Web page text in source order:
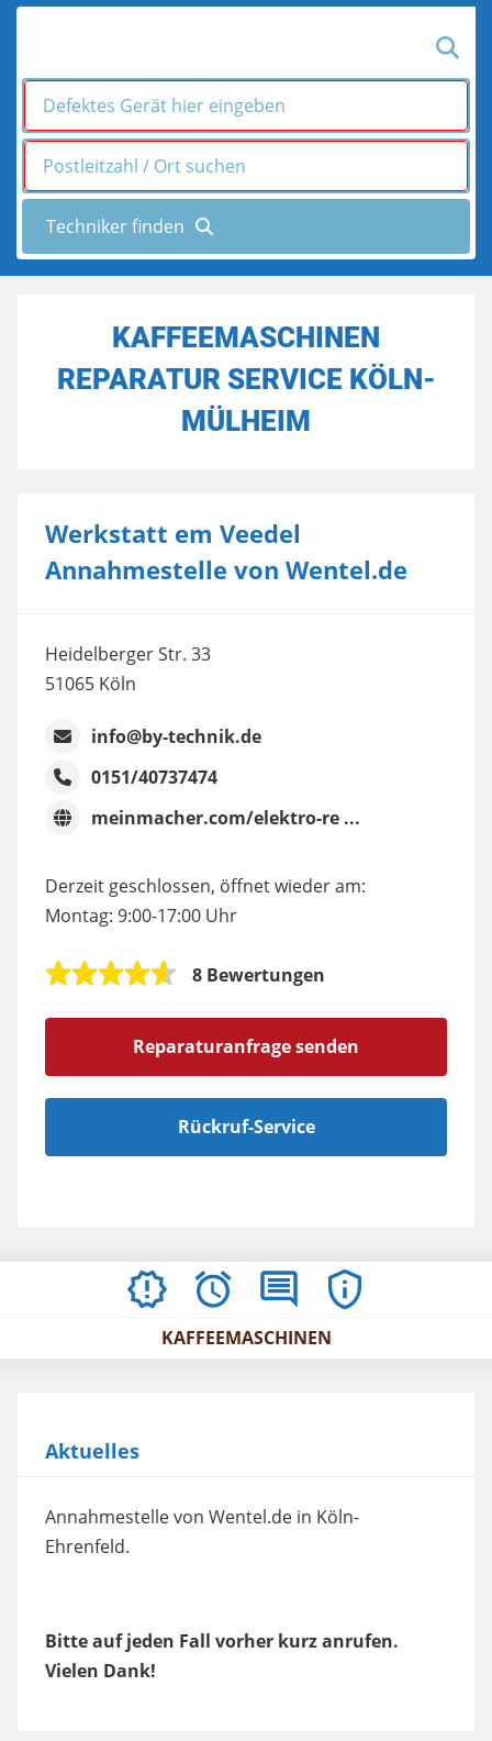
KAFFEEMASCHINEN
REPARATUR SERVICE KÖLN-
MÜLHEIM
Werkstatt em Veedel
Annahmestelle von Wentel.de
Heidelberger Str. 33
51065 Köln
info@by-technik.de
0151/40737474
meinmacher.com/elektro-re ...
Derzeit geschlossen, öffnet wieder am:
Montag: 9:00-17:00 Uhr
8 Bewertungen
Reparaturanfrage senden
Rückruf-Service
AKTUELLESÖFFNUNGSZEITEN
BEWERTUNGEN
IMPRESSUM
/
KAFFEEMASCHINEN
Aktuelles
Annahmestelle von Wentel.de in Köln-
Ehrenfeld.
Bitte auf jeden Fall vorher kurz anrufen.
Vielen Dank!